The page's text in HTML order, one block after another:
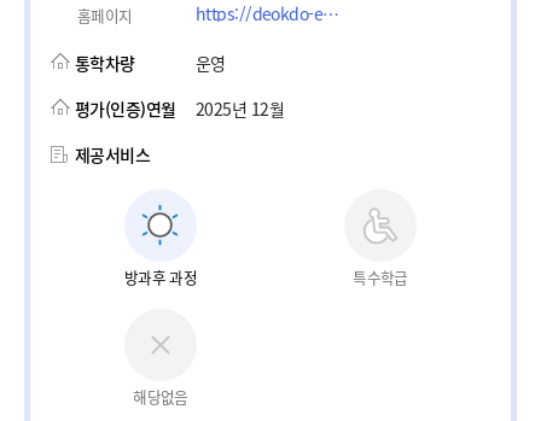
홈페이지 https://deokdo-e.goedy.kr/deokdo-e/main.do
통학차량
운영
평가(인증)연월
2025년 12월
제공서비스
방과후 과정 특수학급
해당없음